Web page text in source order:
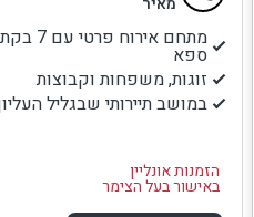
מתחם
ספא
זוגות, משפחות וקבוצות
במושב תיירותי שבגליל
הזמנות אונליין
באישור בעל הצימר